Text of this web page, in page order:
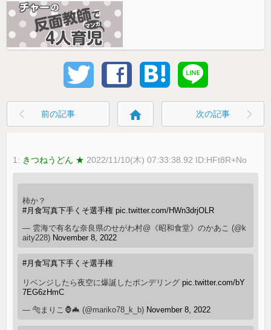
前の記事 home 次の記事
1: きつねうどん ★ 2022/11/10(木) 07:33:38.92 ID:HFt8R+No
柿か？
#月食写真下手くそ選手権 pic.twitter.com/HWn3drjOLR
— 雲海で有名な奈良県のせがわ村@《昭和食堂》のかあこ (@k
aity228) November 8, 2022
#月食写真下手くそ選手権
リベンジしたら夜空に爆誕したポンデリングpic.twitter.com/bY
7EG6zHmC
— 🐅まりこ🦍🦇 (@mariko78_k_b) November 8, 2022